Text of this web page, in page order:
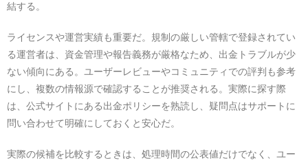
結する。
ライセンスや運営実績も重要だ。規制の厳しい管轄で登録されてい
る運営者は、資金管理や報告義務が厳格なため、出金トラブルが少
ない傾向にある。ユーザーレビューやコミュニティでの評判も参考
にし、複数の情報源で確認することが推奨される。実際に探す際
は、公式サイトにある出金ポリシーを熟読し、疑問点はサポートに
問い合わせて明確にしておくと安心だ。
実際の候補を比較するときは、処理時間の公表値だけでなく、ユー